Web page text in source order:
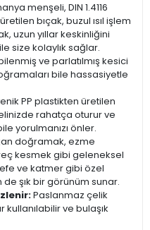
menşeli, DIN 1.4116
bıçak, buzul ısıl işlem
uzun yıllar keskinliğini
size kolaylık sağlar.
ve parlatılmış kesici
bile hassasiyetle
PP plastikten üretilen
rahatça oturur ve
yorulmanızı önler.
doğramak, ezme
kesmek gibi geleneksel
ve katmer gibi özel
şık bir görünüm sunar.
Paslanmaz çelik
kullanılabilir ve bulaşık